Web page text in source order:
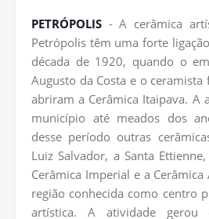
PETRÓPOLIS - A cerâmica
Petrópolis têm uma forte
década de 1920, quando o
Augusto da Costa e o
abriram a Cerâmica Itaipava. A
município até meados dos
desse período outras
Luiz Salvador, a Santa
Cerâmica Imperial e a
região conhecida como centro
artística. A atividade gerou